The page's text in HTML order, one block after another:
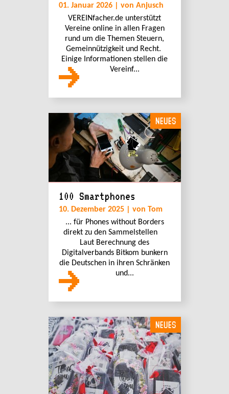
01. Januar 2026 | von Anjusch
VEREINfacher.de unterstützt
Vereine online in allen Fragen
rund um die Themen Steuern,
Gemeinnützigkeit und Recht.
Einige Informationen stellen die
Vereinf...
NEUES
100 Smartphones
10. Dezember 2025 | von Tom
... für Phones without Borders
direkt zu den Sammelstellen
Laut Berechnung des
Digitalverbands Bitkom bunkern
die Deutschen in ihren Schränken
und...
NEUES